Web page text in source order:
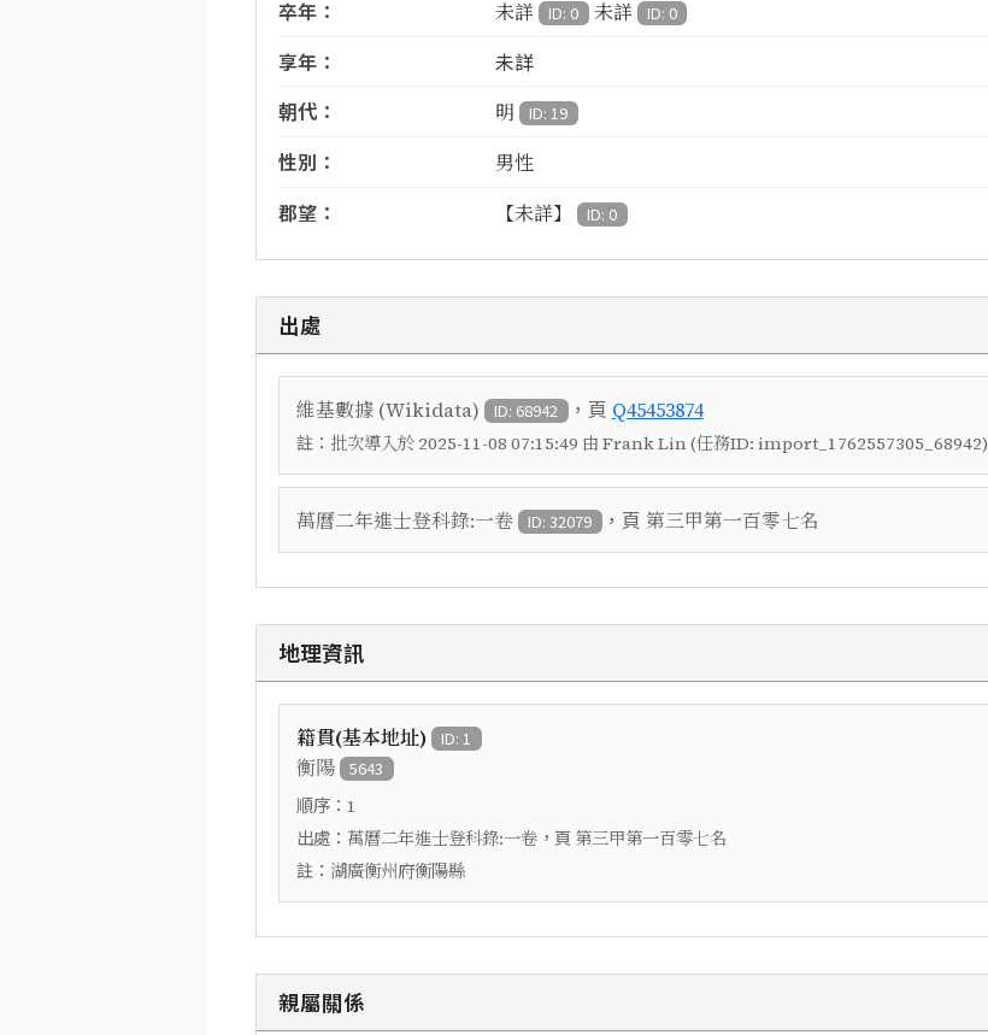
卒年： 未詳 ID: 0 未詳 ID: 0
享年：
未詳
朝代：
明 ID: 19
性別： 男性
郡望： 【未詳】 ID: 0
出處
維基數據 (Wikidata) ID: 68942 ，頁 Q45453874
註： 批次導入於 2025-11-08 07:15:49 由 Frank Lin (任務ID: import_1762557305_68942)
萬曆二年進士登科錄:一卷 ID: 32079 ，頁 第三甲第一百零七名
地理資訊
籍貫(基本地址) ID: 1
衡陽 5643
順序： 1
出處： 萬曆二年進士登科錄:一卷 ，頁 第三甲第一百零七名
註： 湖廣衡州府衡陽縣
親屬關係